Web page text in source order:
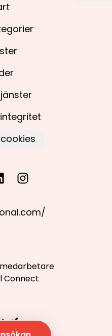
Connect